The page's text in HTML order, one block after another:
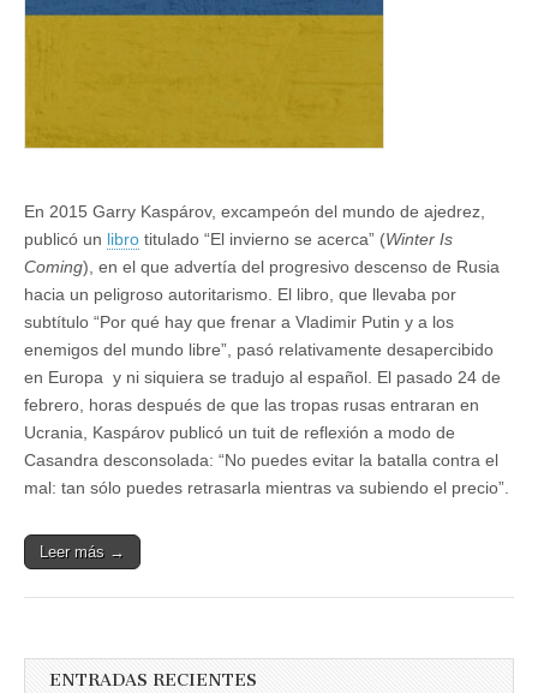
En 2015 Garry Kaspárov, excampeón del mundo de ajedrez,
publicó un libro titulado “El invierno se acerca” (Winter Is
Coming), en el que advertía del progresivo descenso de Rusia
hacia un peligroso autoritarismo. El libro, que llevaba por
subtítulo “Por qué hay que frenar a Vladimir Putin y a los
enemigos del mundo libre”, pasó relativamente desapercibido
en Europa y ni siquiera se tradujo al español. El pasado 24 de
febrero, horas después de que las tropas rusas entraran en
Ucrania, Kaspárov publicó un tuit de reflexión a modo de
Casandra desconsolada: “No puedes evitar la batalla contra el
mal: tan sólo puedes retrasarla mientras va subiendo el precio”.
Leer más →
ENTRADAS RECIENTES